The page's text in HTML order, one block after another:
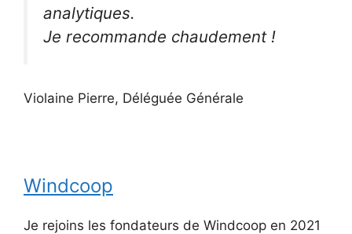
analytiques.
Je recommande chaudement !
Violaine Pierre, Déléguée Générale
Windcoop
Je rejoins les fondateurs de Windcoop en 2021